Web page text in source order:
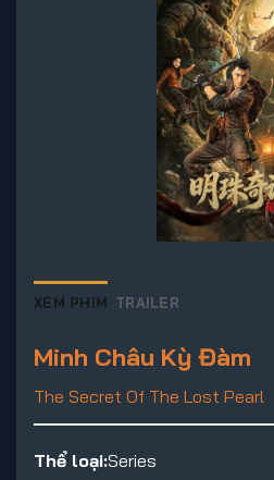
XEM PHIM TRAILER
Minh Châu Kỳ Đàm
The Secret Of The Lost Pearl
Thể loại:Series